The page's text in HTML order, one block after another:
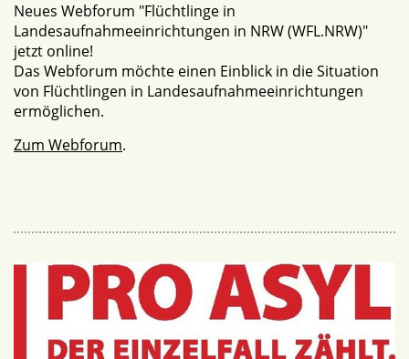
Neues Webforum "Flüchtlinge in
Landesaufnahmeeinrichtungen in NRW (WFL.NRW)"
jetzt online!
Das Webforum möchte einen Einblick in die Situation
von Flüchtlingen in Landesaufnahmeeinrichtungen
ermöglichen.
Zum Webforum.